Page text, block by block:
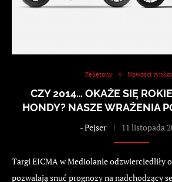
Felietony Nowości
CZY 2014… OKAŻE SIĘ
HONDY? NASZE WRAŻENIA
-Pejser 11 listopada
Targi EICMA w Mediolanie odzwierciedliły
pozwalają snuć prognozy na nadchodzący